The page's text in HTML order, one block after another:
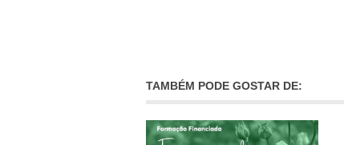
TAMBÉM PODE GOSTAR DE: